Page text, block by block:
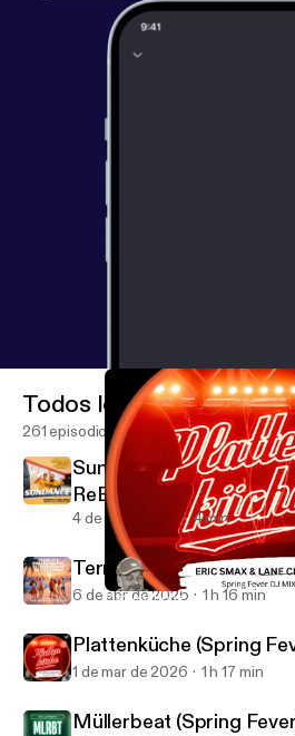
Plattenküche (Spring Fever 26
Todos los episodios
261 episodios
Sundance meets Alma
ReEdit Mash Up)
4 de jul de 2026 4 min
Terrace Daydrinking
6 de abr de 2026 1 h 16 min
Plattenküche (Spring
1 de mar de 2026 1 h 17 min
Müllerbeat (Spring